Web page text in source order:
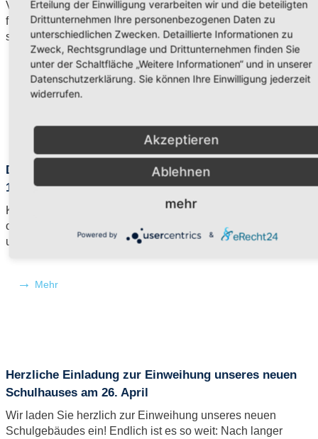
Vor dem eigentlichen Beginn der Einweihungsfeier lag eine
fröhliche Stimmung in der Luft – bei sonnigem Wetter und mit
spürbarer ...
Mehr
Die Lukas-Schule lädt zum Tag der offenen Tür –
11.02.2026
Können wir nächste Woche nicht wieder einen Tag der
offenen Tür haben?“, fragt eine Schülerin hoffnungsvoll –
und erntet sofort ...
Mehr
Herzliche Einladung zur Einweihung unseres neuen
Schulhauses am 26. April
Wir laden Sie herzlich zur Einweihung unseres neuen
Schulgebäudes ein! Endlich ist es so weit: Nach langer
Erteilung der Einwilligung verarbeiten wir und die beteiligten
Drittunternehmen Ihre personenbezogenen Daten zu
unterschiedlichen Zwecken. Detaillierte Informationen zu
Zweck, Rechtsgrundlage und Drittunternehmen finden Sie
unter der Schaltfläche „Weitere Informationen“ und in unserer
Datenschutzerklärung. Sie können Ihre Einwilligung jederzeit
widerrufen.
Akzeptieren
Ablehnen
mehr
Powered by &